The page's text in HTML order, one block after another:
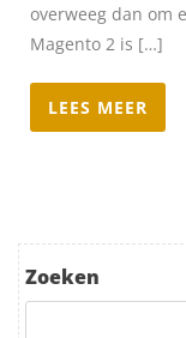
overweeg dan om
Magento 2 is […]
LEES MEER
Zoeken